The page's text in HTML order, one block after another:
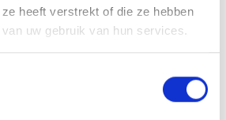
heeft verstrekt of die ze hebben
uw gebruik van hun services.
dat je eindproduct precies